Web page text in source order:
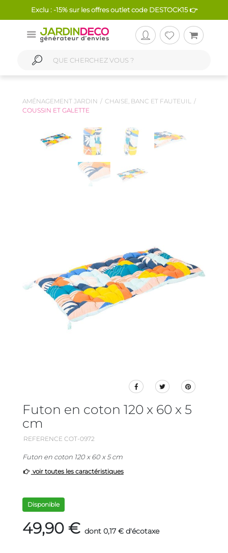
Exclu : -15% sur les offres outlet code DESTOCK15 👉
AMÉNAGEMENT JARDIN
CHAISE, BANC ET FAUTEUIL
COUSSIN ET GALETTE
Futon en coton 120 x 60 x 5
cm
REFERENCE COT-0972
Futon en coton 120 x 60 x 5 cm
voir toutes les caractéristiques
Disponible
49,90 € dont 0,17 € d'écotaxe